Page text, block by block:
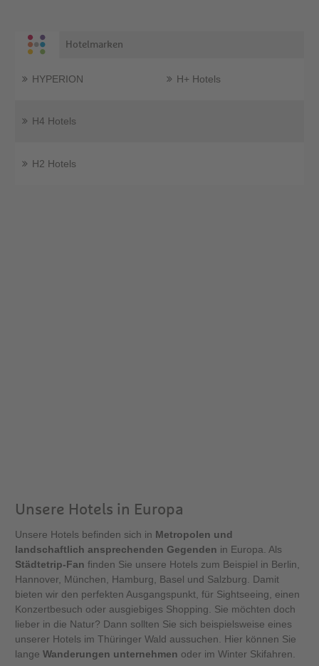
Hotelmarken
HYPERION
H4 Hotels
H2 Hotels
H+ Hotels
Unsere Hotels in Europa
Unsere Hotels befinden sich in Metropolen und
landschaftlich ansprechenden Gegenden in Europa. Als
Städtetrip-Fan finden Sie unsere Hotels zum Beispiel in Berlin,
Hannover, München, Hamburg, Basel und Salzburg. Damit
bieten wir den perfekten Ausgangspunkt, für Sightseeing, einen
Konzertbesuch oder ausgiebiges Shopping. Sie möchten doch
lieber in die Natur? Dann sollten Sie sich beispielsweise eines
unserer Hotels im Thüringer Wald aussuchen. Hier können Sie
lange Wanderungen unternehmen oder im Winter Skifahren.